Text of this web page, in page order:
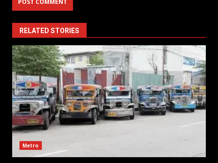
RELATED STORIES
Metro